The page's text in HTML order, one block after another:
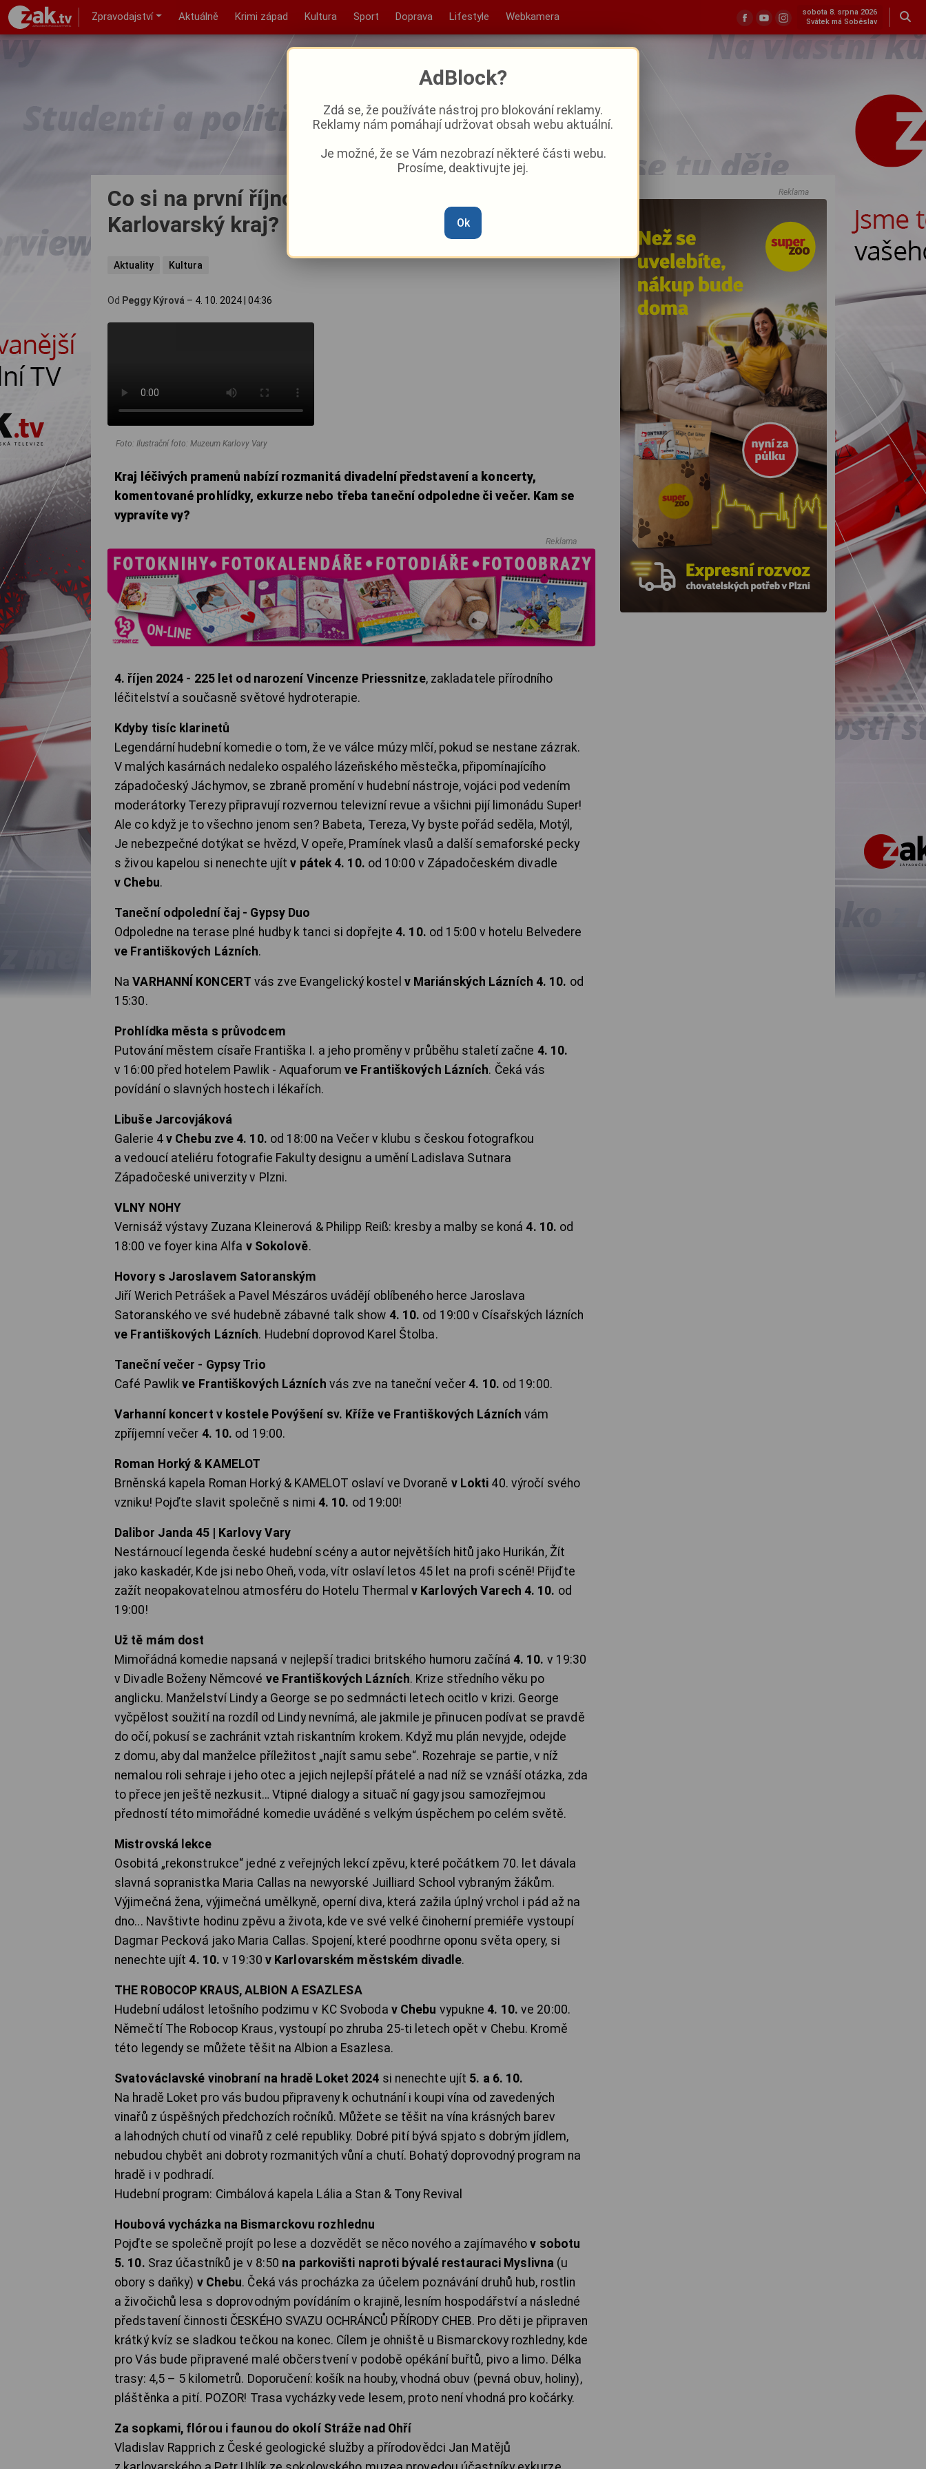
Zpravodajství Aktuálně Krimi západ Kultura Sport Doprava Lifestyle Webkamera
sobota 8. srpna 2026
Svátek má Soběslav
Co si na první říjnový víkend připravil
Karlovarský kraj?
Aktuality Kultura
Od Peggy Kýrová – 4. 10. 2024 04:36
Foto: Ilustrační foto: Muzeum Karlovy Vary
Kraj léčivých pramenů nabízí rozmanitá divadelní představení a koncerty,
komentované prohlídky, exkurze nebo třeba taneční odpoledne či večer. Kam se
vypravíte vy?
Reklama
4. říjen 2024 - 225 let od narození Vincenze Priessnitze, zakladatele přírodního
léčitelství a současně světové hydroterapie.
Kdyby tisíc klarinetů
Legendární hudební komedie o tom, že ve válce múzy mlčí, pokud se nestane zázrak.
V malých kasárnách nedaleko ospalého lázeňského městečka, připomínajícího
západočeský Jáchymov, se zbraně promění v hudební nástroje, vojáci pod vedením
moderátorky Terezy připravují rozvernou televizní revue a všichni pijí limonádu Super!
Ale co když je to všechno jenom sen? Babeta, Tereza, Vy byste pořád seděla, Motýl,
Je nebezpečné dotýkat se hvězd, V opeře, Pramínek vlasů a další semaforské pecky
s živou kapelou si nenechte ujítv pátek 4. 10. od 10:00 v Západočeském divadle
v Chebu.
Taneční odpolední čaj - Gypsy Duo
Odpoledne na terase plné hudby k tanci si dopřejte4. 10. od 15:00 v hotelu Belvedere
ve Františkových Lázních.
NaVARHANNÍ KONCERT vás zve Evangelický kostel v Mariánských Lázních 4. 10. od
15:30.
Prohlídka města s průvodcem
Putování městem císaře Františka I. a jeho proměny v průběhu staletí začne 4. 10.
v 16:00 před hotelem Pawlik - Aquaforumve Františkových Lázních. Čeká vás
povídání o slavných hostech i lékařích.
Libuše Jarcovjáková
Galerie 4 v Chebu zve 4. 10. od 18:00 na Večer v klubu s českou fotografkou
a vedoucí ateliéru fotografie Fakulty designu a umění Ladislava Sutnara
Západočeské univerzity v Plzni.
VLNY NOHY
Vernisáž výstavy Zuzana Kleinerová & Philipp Reiß: kresby a malby se koná4. 10. od
18:00 ve foyer kina Alfa v Sokolově.
Hovory s Jaroslavem Satoranským
Jiří Werich Petrášek a Pavel Mészáros uvádějí oblíbeného herce Jaroslava
Satoranského ve své hudebně zábavné talk show 4. 10. od 19:00 v Císařských lázních
ve Františkových Lázních. Hudební doprovod Karel Štolba.
Taneční večer - Gypsy Trio
Café Pawlikve Františkových Lázních vás zve na taneční večer4. 10. od 19:00.
Varhanní koncert v kostele Povýšení sv. Kříže ve Františkových Lázníchvám
zpříjemní večer 4. 10. od 19:00.
Roman Horký & KAMELOT
Brněnská kapela Roman Horký & KAMELOT oslaví ve Dvoraně v Lokti 40. výročí svého
vzniku! Pojďte slavit společně s nimi 4. 10. od 19:00!
Dalibor Janda 45 | Karlovy Vary
Nestárnoucí legenda české hudební scény a autor největších hitů jako Hurikán, Žít
jako kaskadér, Kde jsi nebo Oheň, voda, vítr oslaví letos 45 let na profi scéně! Přijďte
zažít neopakovatelnou atmosféru do Hotelu Thermalv Karlových Varech 4. 10. od
19:00!
Už tě mám dost
Mimořádná komedie napsaná v nejlepší tradici britského humoru začíná 4. 10. v 19:30
v Divadle Boženy Němcové ve Františkových Lázních. Krize středního věku po
anglicku. Manželství Lindy a George se po sedmnácti letech ocitlo v krizi. George
vyčpělost soužití na rozdíl od Lindy nevnímá, ale jakmile je přinucen podívat se pravdě
do očí, pokusí se zachránit vztah riskantním krokem. Když mu plán nevyjde, odejde
z domu, aby dal manželce příležitost „najít samu sebe“. Rozehraje se partie, v níž
nemalou roli sehraje i jeho otec a jejich nejlepší přátelé a nad níž se vznáší otázka, zda
to přece jen ještě nezkusit… Vtipné dialogy a situač ní gagy jsou samozřejmou
předností této mimořádné komedie uváděné s velkým úspěchem po celém světě.
Mistrovská lekce
Osobitá „rekonstrukce“ jedné z veřejných lekcí zpěvu, které počátkem 70. let dávala
slavná sopranistka Maria Callas na newyorské Juilliard School vybraným žákům.
Výjimečná žena, výjimečná umělkyně, operní diva, která zažila úplný vrchol i pád až na
dno... Navštivte hodinu zpěvu a života, kde ve své velké činoherní premiéře vystoupí
Dagmar Pecková jako Maria Callas. Spojení, které poodhrne oponu světa opery, si
nenechte ujít4. 10. v 19:30 v Karlovarském městském divadle.
THE ROBOCOP KRAUS, ALBION A ESAZLESA
Hudební událost letošního podzimu v KC Svoboda v Chebu vypukne4. 10. ve 20:00.
Němečtí The Robocop Kraus, vystoupí po zhruba 25-ti letech opět v Chebu. Kromě
této legendy se můžete těšit na Albion a Esazlesa.
Svatováclavské vinobraní na hradě Loket 2024 si nenechte ujít 5. a 6. 10.
Na hradě Loket pro vás budou připraveny k ochutnání i koupi vína od zavedených
vinařů z úspěšných předchozích ročníků. Můžete se těšit na vína krásných barev
a lahodných chutí od vinařů z celé republiky. Dobré pití bývá spjato s dobrým jídlem,
nebudou chybět ani dobroty rozmanitých vůní a chutí. Bohatý doprovodný program na
hradě i v podhradí.
Hudební program: Cimbálová kapela Lália a Stan & Tony Revival
Houbová vycházka na Bismarckovu rozhlednu
Pojďte se společně projít po lese a dozvědět se něco nového a zajímavéhov sobotu
5. 10. Sraz účastníků je v 8:50 na parkovišti naproti bývalé restauraci Myslivna (u
obory s daňky) v Chebu. Čeká vás procházka za účelem poznávání druhů hub, rostlin
a živočichů lesa s doprovodným povídáním o krajině, lesním hospodářství a následné
představení činnosti ČESKÉHO SVAZU OCHRÁNCŮ PŘÍRODY CHEB. Pro děti je připraven
krátký kvíz se sladkou tečkou na konec. Cílem je ohniště u Bismarckovy rozhledny, kde
pro Vás bude připravené malé občerstvení v podobě opékání buřtů, pivo a limo. Délka
trasy: 4,5 – 5 kilometrů. Doporučení: košík na houby, vhodná obuv (pevná obuv, holiny),
pláštěnka a pití. POZOR! Trasa vycházky vede lesem, proto není vhodná pro kočárky.
Za sopkami, flórou i faunou do okolí Stráže nad Ohří
Vladislav Rapprich z České geologické služby a přírodovědci Jan Matějů
Reklama
AdBlock?
Zdá se, že používáte nástroj pro blokování reklamy.
Reklamy nám pomáhají udržovat obsah webu aktuální.
Je možné, že se Vám nezobrazí některé části webu.
Prosíme, deaktivujte jej.
Ok